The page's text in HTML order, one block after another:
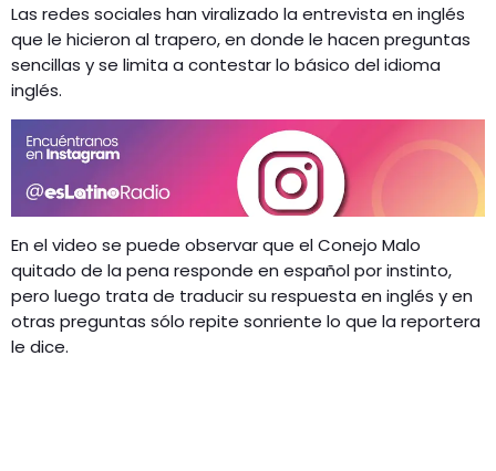
Las redes sociales han viralizado la entrevista en inglés
que le hicieron al trapero, en donde le hacen preguntas
sencillas y se limita a contestar lo básico del idioma
inglés.
En el video se puede observar que el Conejo Malo
quitado de la pena responde en español por instinto,
pero luego trata de traducir su respuesta en inglés y en
otras preguntas sólo repite sonriente lo que la reportera
le dice.